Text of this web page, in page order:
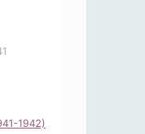
1942)